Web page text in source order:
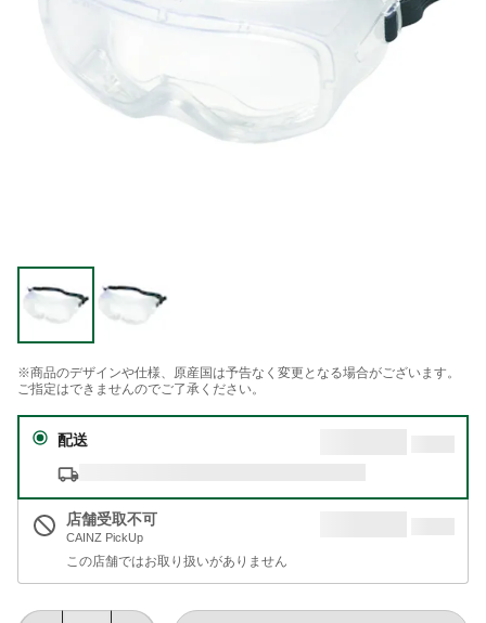
※商品のデザインや仕様、原産国は予告なく変更となる場合がございます。
ご指定はできませんのでご了承ください。
配送
店舗受取不可
CAINZ PickUp
この店舗ではお取り扱いがありません